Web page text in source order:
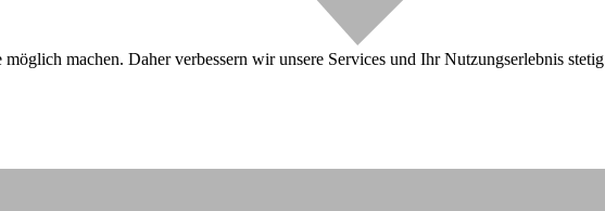
machen. Daher verbessern wir unsere Services und Ihr Nutzungserlebnis